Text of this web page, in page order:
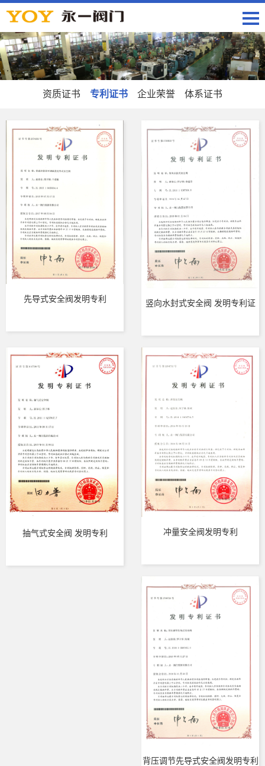
资质证书 专利证书 企业荣誉 体系证书
先导式安全阀发明专利 竖向水封式安全阀 发明专利证
抽气式安全阀 发明专利 冲量安全阀发明专利
背压调节先导式安全阀发明专利